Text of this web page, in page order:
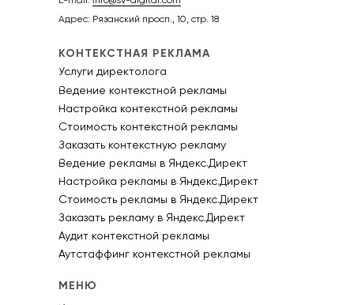
Адрес: Рязанский просп., 10, стр. 18
Аутстаффинг контекстной рекламы
МЕНЮ
КОНТЕКСТНАЯ РЕКЛАМА
Настройка контекстной рекламы
Ведение рекламы в Яндекс.Директ
Стоимость рекламы в Яндекс.Директ
Настройка рекламы в Яндекс.Директ
Заказать рекламу в Яндекс.Директ
Аудит контекстной рекламы
Услуги директолога
Ведение контекстной рекламы
Стоимость контекстной рекламы
Заказать контекстную рекламу